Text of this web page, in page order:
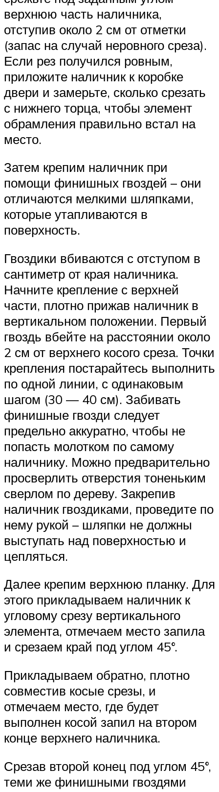
верхнюю часть наличника,
отступив около 2 см от отметки
(запас на случай неровного среза).
Если рез получился ровным,
приложите наличник к коробке
двери и замерьте, сколько срезать
с нижнего торца, чтобы элемент
обрамления правильно встал на
место.
Затем крепим наличник при
помощи финишных гвоздей – они
отличаются мелкими шляпками,
которые утапливаются в
поверхность.
Гвоздики вбиваются с отступом в
сантиметр от края наличника.
Начните крепление с верхней
части, плотно прижав наличник в
вертикальном положении. Первый
гвоздь вбейте на расстоянии около
2 см от верхнего косого среза. Точки
крепления постарайтесь выполнить
по одной линии, с одинаковым
шагом (30 — 40 см). Забивать
финишные гвозди следует
предельно аккуратно, чтобы не
попасть молотком по самому
наличнику. Можно предварительно
просверлить отверстия тоненьким
сверлом по дереву. Закрепив
наличник гвоздиками, проведите по
нему рукой – шляпки не должны
выступать над поверхностью и
цепляться.
Далее крепим верхнюю планку. Для
этого прикладываем наличник к
угловому срезу вертикального
элемента, отмечаем место запила
и срезаем край под углом 45°.
Прикладываем обратно, плотно
совместив косые срезы, и
отмечаем место, где будет
выполнен косой запил на втором
конце верхнего наличника.
Срезав второй конец под углом 45°,
теми же финишными гвоздями